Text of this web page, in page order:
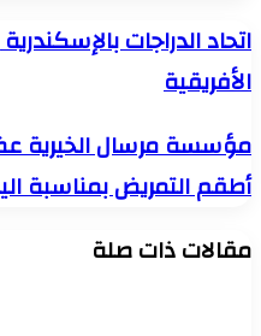
اتحاد
الدراجات
بالإسكندرية
يشارك
البطولة
الأفريقية
اتحاد الدراجات
الأفريقية
مؤسسة
مرسال
الخيرية
الوطني
مؤسسة مرسال الخيرية
أطقم التمريض بمناسبة
مقالات ذات صلة